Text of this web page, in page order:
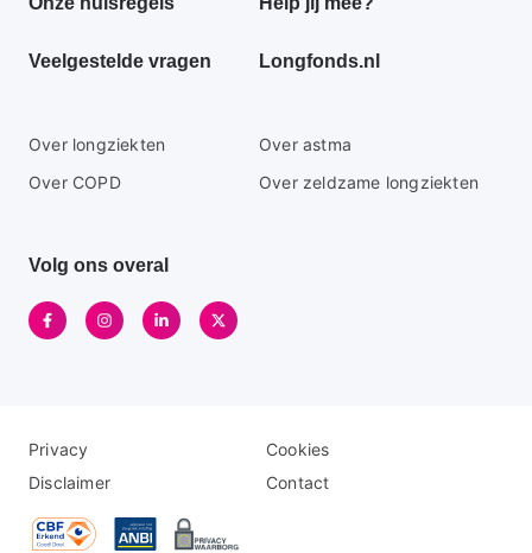
menu
Veelgestelde vragen Longfonds.nl
Secundaire
footer
Over longziekten
Over astma
Over COPD
Over zeldzame longziekten
Volg ons overal
Disclaimer
menu
Privacy
Cookies
Disclaimer
Contact
Logo
menu